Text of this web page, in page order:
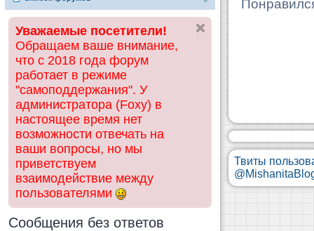
ск
Уважаемые посетители!
Обращаем ваше внимание,
что с 2018 года форум
работает в режиме
"самоподдержания". У
администратора (Foxy) в
настоящее время нет
возможности отвечать на
ваши вопросы, но мы
приветствуем
взаимодействие между
пользователями
Сообщения без ответов
Твиты